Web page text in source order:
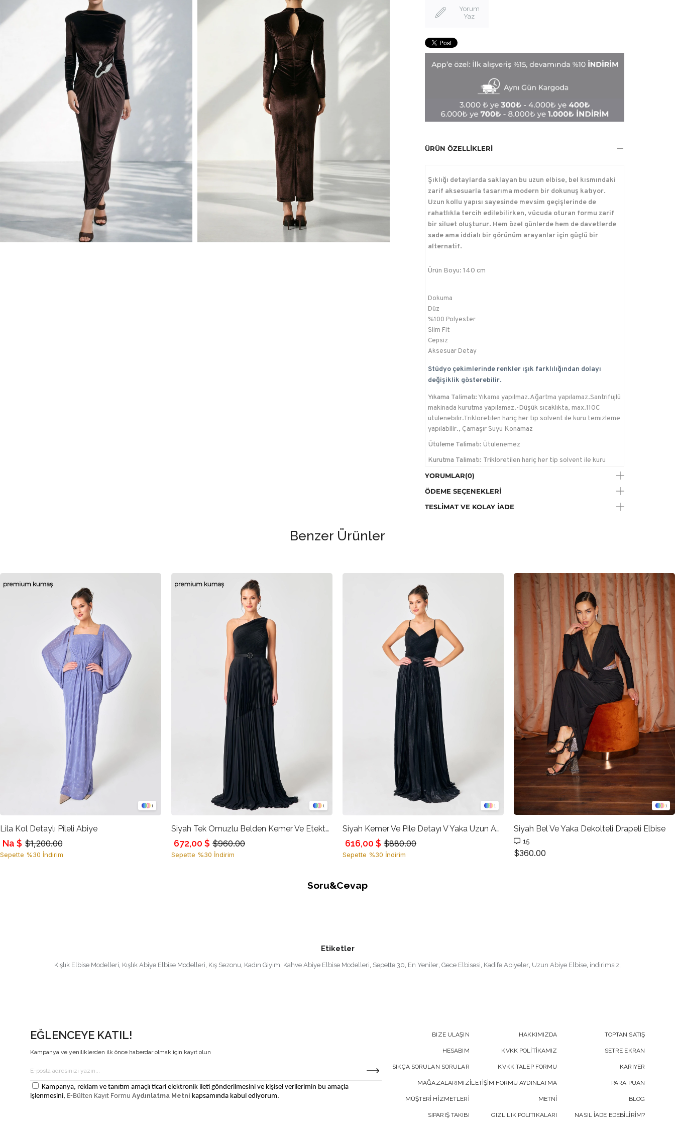
Yorum
Yaz
ÜRÜN ÖZELLIKLERI
Şıklığı detaylarda saklayan bu uzun elbise, bel kısmındaki
zarif aksesuarla tasarıma modern bir dokunuş katıyor.
Uzun kollu yapısı sayesinde mevsim geçişlerinde de
rahatlıkla tercih edilebilirken, vücuda oturan formu zarif
bir siluet oluşturur. Hem özel günlerde hem de davetlerde
sade ama iddialı bir görünüm arayanlar için güçlü bir
alternatif.
Ürün Boyu: 140 cm
Dokuma
Düz
%100 Polyester
Slim Fit
Cepsiz
Aksesuar Detay
Stüdyo çekimlerinde renkler ışık farklılığından dolayı
değişiklik gösterebilir.
Yıkama Talimatı:Yıkama yapılmaz.Ağartma yapılamaz.Santrifüjlü
makinada kurutma yapılamaz.-Düşük sıcaklıkta, max.110C
ütülenebilir.Trikloretilen hariç her tip solvent ile kuru temizleme
yapılabilir., Çamaşır Suyu Konamaz
Ütüleme Talimatı: Ütülenemez
Kurutma Talimatı: Trikloretilen hariç her tip solvent ile kuru
YORUMLAR(0)
ÖDEME SEÇENEKLERI
TESLIMAT VE KOLAY İADE
Benzer Ürünler
1
Lila Kol Detaylı Pileli Abiye
$1,200.00
Na $
Sepette %30 İndirim
1
Siyah Tek Omuzlu Belden Kemer Ve Etekten Transparan Detaylı Abiye Elbise
$960.00
672,00 $
Sepette %30 İndirim
1
Siyah Kemer Ve Pile Detayı V Yaka Uzun Abiye
$880.00
616,00 $
Sepette %30 İndirim
1
Siyah Bel Ve Yaka Dekolteli Drapeli Elbise
15
$360.00
Soru&Cevap
Etiketler
Kışlık Elbise Modelleri, Kışlık Abiye Elbise Modelleri, Kış Sezonu, Kadın Giyim, Kahve Abiye Elbise Modelleri, Sepette 30, En Yeniler, Gece Elbisesi, Kadife Abiyeler, Uzun Abiye Elbise, indirimsiz,
EĞLENCEYE KATIL!
Kampanya ve yeniliklerden ilk önce haberdar olmak için kayıt olun
Kampanya, reklam ve tanıtım amaçlı ticari elektronik ileti gönderilmesini ve kişisel verilerimin bu amaçla
işlenmesini, E-Bülten Kayıt Formu Aydınlatma Metni kapsamında kabul ediyorum.
BIZE ULAŞIN
HESABIM
SIKÇA SORULAN SORULAR
MAĞAZALARIMIZ
MÜŞTERİ HİZMETLERİ
SIPARIŞ TAKIBI
HAKKIMIZDA
KVKK POLİTİKAMIZ
KVKK TALEP FORMU
İLETİŞİM FORMU AYDINLATMA
METNİ
GIZLILIK POLITIKALARI
TOPTAN SATIŞ
SETRE EKRAN
KARIYER
PARA PUAN
BLOG
NASIL İADE EDEBİLİRİM?